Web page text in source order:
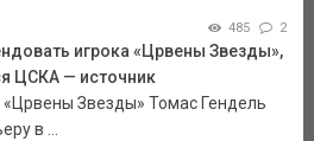
485 2
игрока «Црвены Звезды»,
ЦСКА — источник
«Црвены Звезды» Томас Гендель
в ...